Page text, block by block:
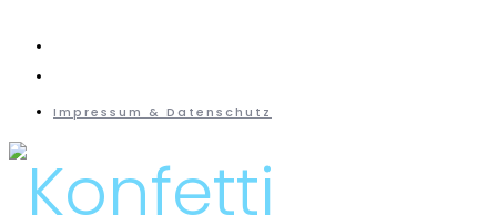
Impressum & Datenschutz